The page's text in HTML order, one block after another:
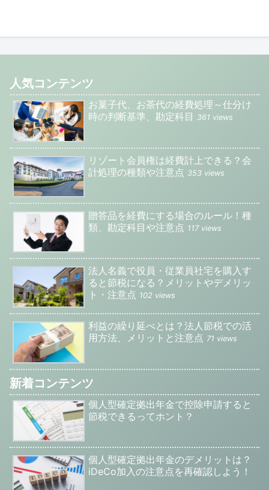
人気コンテンツ
お菓子代、お茶代の経費処理～仕分け
時の判断基準、勘定科目 361 views
リゾート会員権は経費計上できる？会
計処理の種類や注意点 353 views
贈答品を経費にする場合のルール！種
類、勘定科目や注意点 117 views
法人名義で役員・従業員社宅を購入す
ると節税になる？メリットやデメリッ
ト・注意点 102 views
利益の繰り延べとは？法人節税での活
用方法、メリットと注意点 71 views
新着コンテンツ
個人型確定拠出年金で控除申請すると
節税できるってホント？
個人型確定拠出年金のデメリットは？
iDeCo加入の注意点を再確認しよう！